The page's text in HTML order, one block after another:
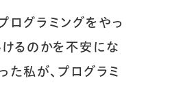
ログラミングをやっ
るのかを不安にな
た私が、プログラミ